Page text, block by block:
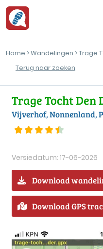
Home >Wandelingen > Trage
Terug naar zoeken
Trage Tocht Den
Vijverhof, Nonnenland,
Versiedatum: 17-06-2026
Download
Download GPS